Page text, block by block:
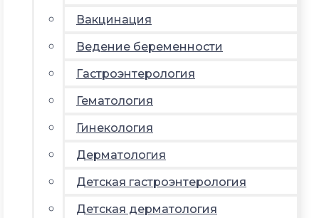
Вакцинация
Ведение беременности
Гастроэнтерология
Гематология
Гинекология
Дерматология
Детская гастроэнтерология
Детская дерматология